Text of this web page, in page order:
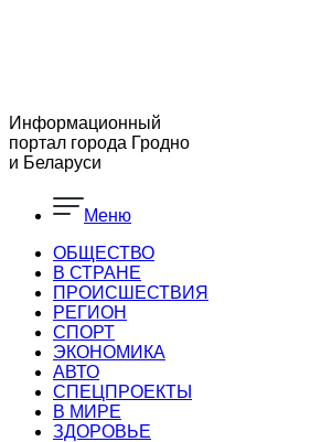
Информационный
портал города Гродно
и Беларуси
Меню
ОБЩЕСТВО
В СТРАНЕ
ПРОИСШЕСТВИЯ
РЕГИОН
CПОРТ
ЭКОНОМИКА
АВТО
СПЕЦПРОЕКТЫ
В МИРЕ
ЗДОРОВЬЕ